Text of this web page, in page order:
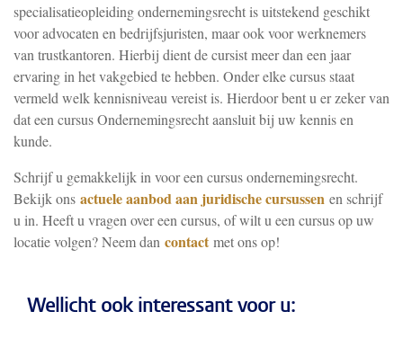
specialisatieopleiding ondernemingsrecht is uitstekend geschikt
voor advocaten en bedrijfsjuristen, maar ook voor werknemers
van trustkantoren. Hierbij dient de cursist meer dan een jaar
ervaring in het vakgebied te hebben. Onder elke cursus staat
vermeld welk kennisniveau vereist is. Hierdoor bent u er zeker van
dat een cursus Ondernemingsrecht aansluit bij uw kennis en
kunde.
Schrijf u gemakkelijk in voor een cursus ondernemingsrecht.
Bekijk ons actuele aanbod aan juridische cursussen en schrijf
u in. Heeft u vragen over een cursus, of wilt u een cursus op uw
locatie volgen? Neem dan contact met ons op!
Wellicht ook interessant voor u: